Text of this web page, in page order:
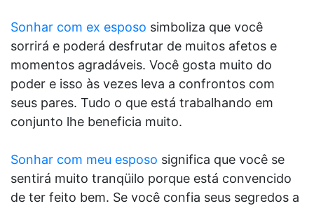
Sonhar com ex esposo simboliza que você
sorrirá e poderá desfrutar de muitos afetos e
momentos agradáveis. Você gosta muito do
poder e isso às vezes leva a confrontos com
seus pares. Tudo o que está trabalhando em
conjunto lhe beneficia muito.
Sonhar com meu esposo significa que você se
sentirá muito tranqüilo porque está convencido
de ter feito bem. Se você confia seus segredos a